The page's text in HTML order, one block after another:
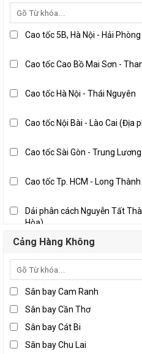
Thái Nguyên
Vĩnh Phúc
Khánh Hòa
Nghệ An
Thanh Hóa
Đồng Nai
Long An
Tiền Giang
Vĩnh Long
Cao tốc 5B, Hà Nội - Hải Phòng
Cao tốc Cao Bồ Mai Sơn -
Cao tốc Hà Nội - Thái Nguyên
Cao tốc Nội Bài - Lào Cai (Địa
Cao tốc Sài Gòn - Trung
Cao tốc Tp. HCM - Long
Dải phân cách Nguyễn Tất
Hòa)
Pháp Vân - Cầu Giẽ
Quốc lộ 10 địa phận Hải Phòng
Quốc lộ 10, Nam Định - Thái
Quốc lộ 1A, Đà Nẵng - Tam Kỳ
Cảng Hàng Không
Sân bay Cam Ranh
Sân bay Cần Thơ
Sân bay Cát Bi
Sân bay Chu Lai